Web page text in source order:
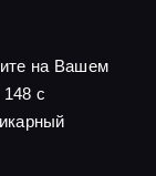
на Вашем
с